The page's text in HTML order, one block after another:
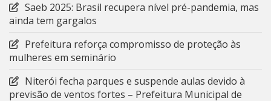
Saeb 2025: Brasil recupera nível pré-pandemia, mas
ainda tem gargalos
Prefeitura reforça compromisso de proteção às
mulheres em seminário
Niterói fecha parques e suspende aulas devido à
previsão de ventos fortes – Prefeitura Municipal de